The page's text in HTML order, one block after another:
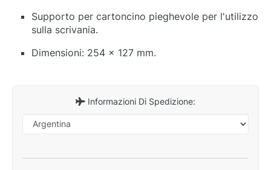
Supporto per cartoncino pieghevole per l'utilizzo
sulla scrivania.
Dimensioni: 254 x 127 mm.
Informazioni Di Spedizione: